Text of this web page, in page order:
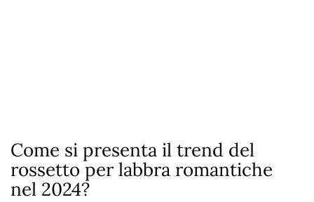
Come si presenta il trend del
rossetto per labbra romantiche
nel 2024?